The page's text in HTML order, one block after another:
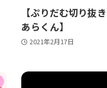
【ぷりだむ切り抜
あらくん】
2021年2月17日